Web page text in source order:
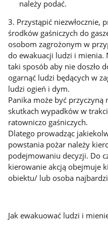
należy podać.
3. Przystąpić niezwłocznie,
środków gaśniczych do
osobom zagrożonym w
do ewakuacji ludzi i mienia.
taki sposób aby nie doszło
ogarnąć ludzi będących w
ludzi ogień i dym.
Panika może być
skutkach wypadków w
ratowniczo gaśniczych.
Dlatego prowadząc
powstania pożar należy
podejmowaniu decyzji. Do
kierowanie akcją obejmuje
obiektu/ lub osoba
Jak ewakuować ludzi i